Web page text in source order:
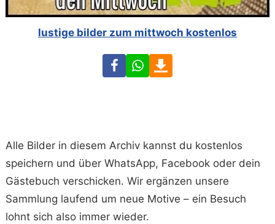
lustige bilder zum mittwoch kostenlos
FacebookWhatsApp
Alle Bilder in diesem Archiv kannst du kostenlos
speichern und über WhatsApp, Facebook oder dein
Gästebuch verschicken. Wir ergänzen unsere
Sammlung laufend um neue Motive – ein Besuch
lohnt sich also immer wieder.